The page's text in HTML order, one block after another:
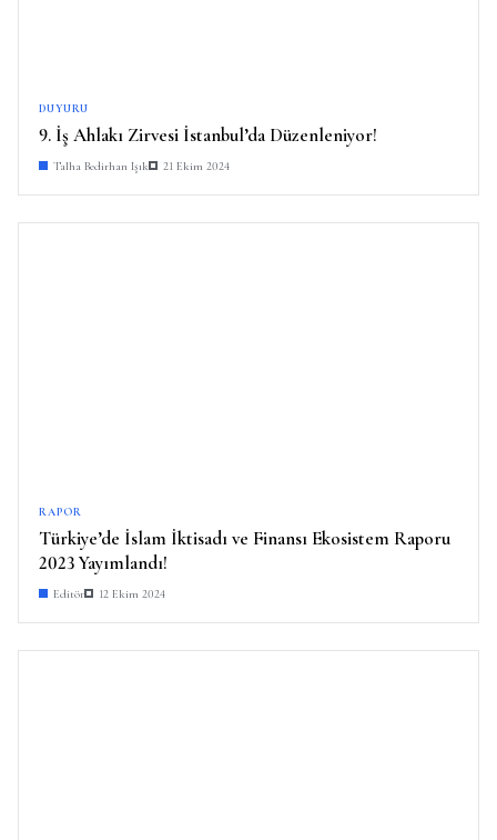
DUYURU
9. İş Ahlakı Zirvesi İstanbul’da Düzenleniyor!
Talha Bedirhan Işık 21 Ekim 2024
RAPOR
Türkiye’de İslam İktisadı ve Finansı Ekosistem Raporu
2023 Yayımlandı!
Editör 12 Ekim 2024